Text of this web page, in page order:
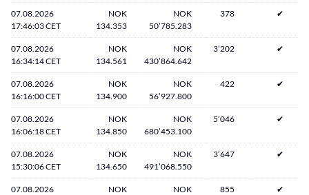
07.08.2026
17:46:03 CET
NOK
134.353
NOK
50’785.283
378 ✔
07.08.2026
16:34:14 CET
NOK
134.561
NOK
430’864.642
3’202 ✔
07.08.2026
16:16:00 CET
NOK
134.900
NOK
56’927.800
422 ✔
07.08.2026
16:06:18 CET
NOK
134.850
NOK
680’453.100
5’046 ✔
07.08.2026
15:30:06 CET
NOK
134.650
NOK
491’068.550
3’647 ✔
07.08.2026
NOK
NOK
855 ✔